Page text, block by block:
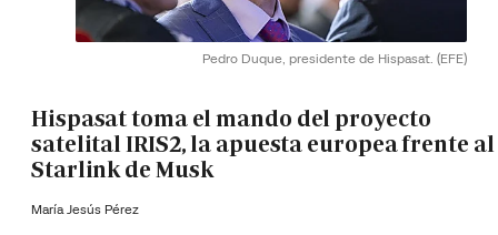
Pedro Duque, presidente de Hispasat. (EFE)
Hispasat toma el mando del proyecto
satelital IRIS2, la apuesta europea frente al
Starlink de Musk
María Jesús Pérez